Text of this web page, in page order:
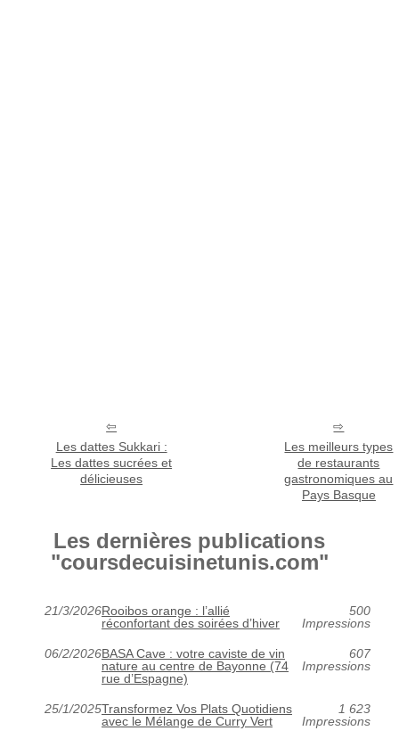
Les dattes Sukkari :
Les dattes sucrées et
délicieuses
Les meilleurs types
de restaurants
gastronomiques au
Pays Basque
Les dernières publications
"coursdecuisinetunis.com"
21/3/2026Rooibos orange : l’allié
réconfortant des soirées d’hiver
500
Impressions
06/2/2026BASA Cave : votre caviste de vin
nature au centre de Bayonne (74
rue d’Espagne)
607
Impressions
25/1/2025Transformez Vos Plats Quotidiens
avec le Mélange de Curry Vert
1 623
Impressions